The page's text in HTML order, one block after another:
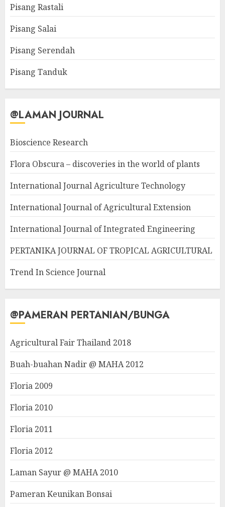
Pisang Rastali
Pisang Salai
Pisang Serendah
Pisang Tanduk
@LAMAN JOURNAL
Bioscience Research
Flora Obscura – discoveries in the world of plants
International Journal Agriculture Technology
International Journal of Agricultural Extension
International Journal of Integrated Engineering
PERTANIKA JOURNAL OF TROPICAL AGRICULTURAL
Trend In Science Journal
@PAMERAN PERTANIAN/BUNGA
Agricultural Fair Thailand 2018
Buah-buahan Nadir @ MAHA 2012
Floria 2009
Floria 2010
Floria 2011
Floria 2012
Laman Sayur @ MAHA 2010
Pameran Keunikan Bonsai